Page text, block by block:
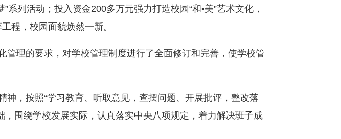
列活动；投入资金200多万元强力打造校园“和•美”艺术文化，
程，校园面貌焕然一新。
理的要求，对学校管理制度进行了全面修订和完善，使学校管
，按照“学习教育、听取意见，查摆问题、开展批评，整改落
围绕学校发展实际，认真落实中央八项规定，着力解决班子成